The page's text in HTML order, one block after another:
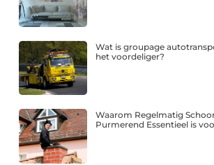
Wat is groupage
het voordeliger?
Waarom Regelmatig
Purmerend Essentieel is